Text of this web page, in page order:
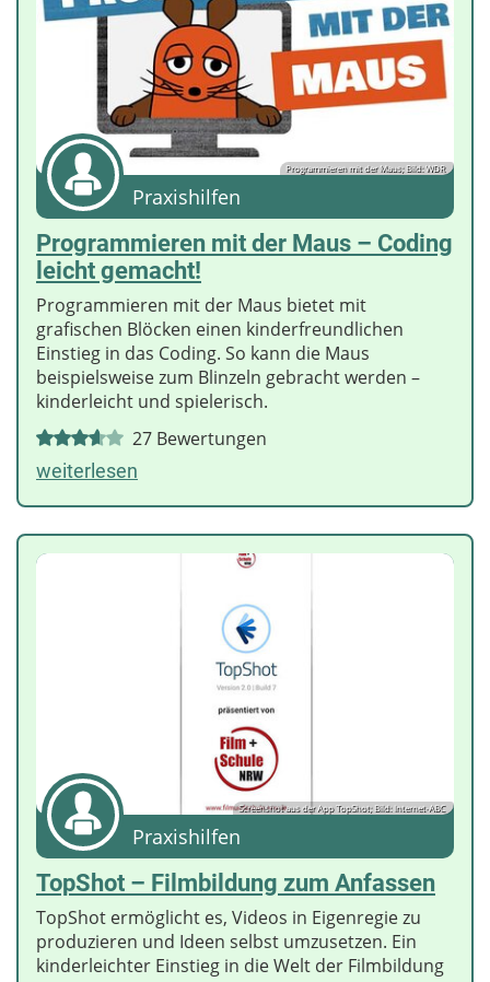
Programmieren mit der Maus; Bild: WDR
Praxishilfen
Programmieren mit der Maus – Coding
leicht gemacht!
Programmieren mit der Maus bietet mit
grafischen Blöcken einen kinderfreundlichen
Einstieg in das Coding. So kann die Maus
beispielsweise zum Blinzeln gebracht werden –
kinderleicht und spielerisch.
27 Bewertungen
weiterlesen
Screenshot aus der App TopShot; Bild: Internet-ABC
Praxishilfen
TopShot – Filmbildung zum Anfassen
TopShot ermöglicht es, Videos in Eigenregie zu
produzieren und Ideen selbst umzusetzen. Ein
kinderleichter Einstieg in die Welt der Filmbildung